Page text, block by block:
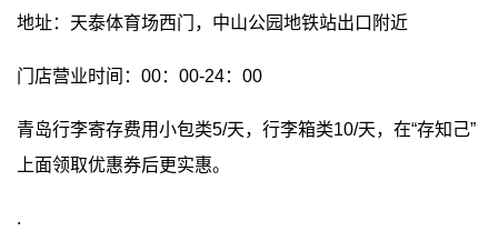
地址：天泰体育场西门，中山公园地铁站出口附近
门店营业时间：00：00-24：00
青岛行李寄存费用小包类5/天，行李箱类10/天，在“存知己”
上面领取优惠券后更实惠。
.